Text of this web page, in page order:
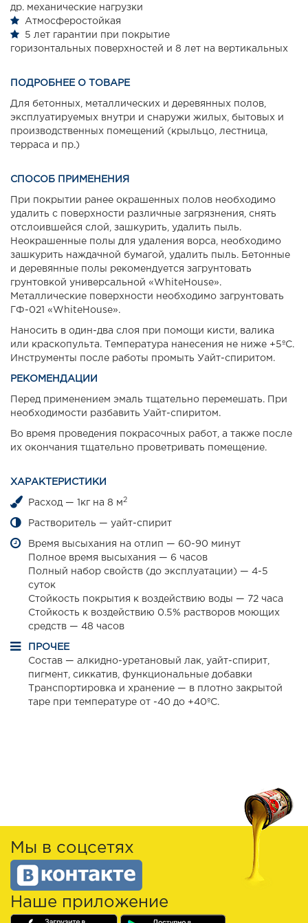
др. механические нагрузки
Атмосферостойкая
5 лет гарантии при покрытие
горизонтальных поверхностей и 8 лет на вертикальных
ПОДРОБНЕЕ О ТОВАРЕ
Для бетонных, металлических и деревянных полов,
эксплуатируемых внутри и снаружи жилых, бытовых и
производственных помещений (крыльцо, лестница,
терраса и пр.)
СПОСОБ ПРИМЕНЕНИЯ
При покрытии ранее окрашенных полов необходимо
удалить с поверхности различные загрязнения, снять
отслоившейся слой, зашкурить, удалить пыль.
Неокрашенные полы для удаления ворса, необходимо
зашкурить наждачной бумагой, удалить пыль. Бетонные
и деревянные полы рекомендуется загрунтовать
грунтовкой универсальной «WhiteHouse».
Металлические поверхности необходимо загрунтовать
ГФ-021 «WhiteHouse».
Наносить в один-два слоя при помощи кисти, валика
или краскопульта. Температура нанесения не ниже +5ºС.
Инструменты после работы промыть Уайт-спиритом.
РЕКОМЕНДАЦИИ
Перед применением эмаль тщательно перемешать. При
необходимости разбавить Уайт-спиритом.
Во время проведения покрасочных работ, а также после
их окончания тщательно проветривать помещение.
ХАРАКТЕРИСТИКИ
Расход — 1кг на 8 м 2
Растворитель — уайт-спирит
Время высыхания на отлип — 60-90 минут
Полное время высыхания — 6 часов
Полный набор свойств (до эксплуатации) — 4-5
суток
Стойкость покрытия к воздействию воды — 72 часа
Стойкость к воздействию 0.5% растворов моющих
средств — 48 часов
ПРОЧЕЕ
Состав — алкидно-уретановый лак, уайт-спирит,
пигмент, сиккатив, функциональные добавки
Транспортировка и хранение — в плотно закрытой
таре при температуре от -40 до +40ºС.
Мы в соцсетях
Наше приложение